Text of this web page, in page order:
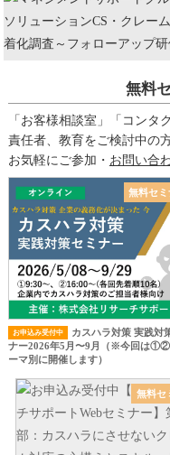
無料
「お客様相談室」「コンタ
責任者、教育をご検討中の
お気軽にご参加・ お問い合
無料セ
お申込み受付中
カスハラ対策 実践対
ナー2026年5月〜9月（※今回は
ーマ別に開催します）
無料セ